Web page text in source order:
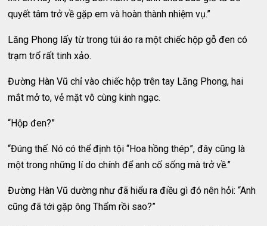
quyết tâm trở về gặp em và hoàn thành nhiệm vụ.”
Lăng Phong lấy từ trong túi áo ra một chiếc hộp gỗ đen có
trạm trổ rất tinh xảo.
Đường Hàn Vũ chỉ vào chiếc hộp trên tay Lăng Phong, hai
mắt mở to, vẻ mặt vô cùng kinh ngạc.
“Hộp đen?”
“Đúng thế. Nó có thể định tội “Hoa hồng thép”, đây cũng là
một trong những lí do chính để anh cố sống mà trở về.”
Đường Hàn Vũ dường như đã hiểu ra điều gì đó nên hỏi: “Anh
cũng đã tới gặp ông Thẩm rồi sao?”